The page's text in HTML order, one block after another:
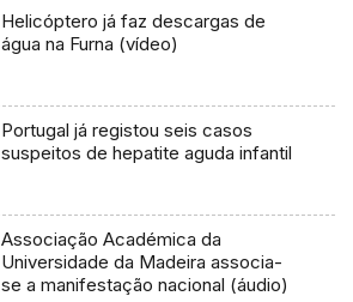
Helicóptero já faz descargas de
água na Furna (vídeo)
Portugal já registou seis casos
suspeitos de hepatite aguda infantil
Associação Académica da
Universidade da Madeira associa-
se a manifestação nacional (áudio)